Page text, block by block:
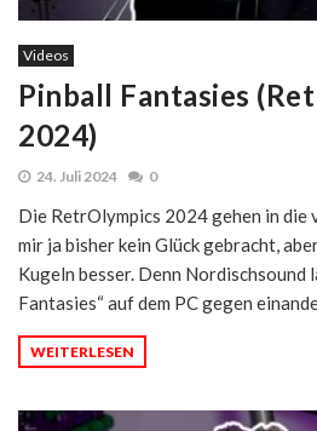
Videos
Pinball Fantasies
2024)
24. Juli 2024 0
Die RetrOlympics 2024 gehen in die
mir ja bisher kein Glück gebracht,
Kugeln besser. Denn Nordischsound‬
Fantasies“ auf dem PC gegen
WEITERLESEN